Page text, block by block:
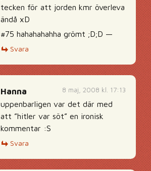
tecken för att jorden kmr överleva
ändå xD
#75 hahahahahha grömt ;D;D —
Svara
8 maj, 2008 kl. 17:13
Hanna
uppenbarligen var det där med
att ”hitler var söt” en ironisk
kommentar :S
Svara